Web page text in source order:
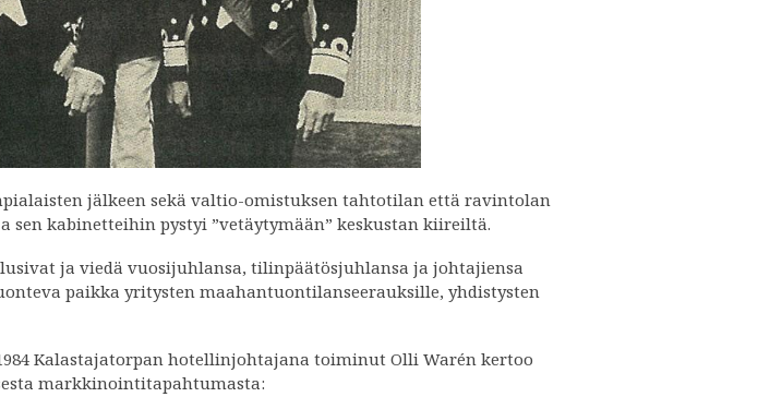
jälkeen sekä valtio-omistuksen tahtotilan että ravintolan
sen kabinetteihin pystyi ”vetäytymään” keskustan kiireiltä.
ja viedä vuosijuhlansa, tilinpäätösjuhlansa ja johtajiensa
paikka yritysten maahantuontilanseerauksille, yhdistysten
Kalastajatorpan hotellinjohtajana toiminut Olli Warén kertoo
markkinointitapahtumasta: